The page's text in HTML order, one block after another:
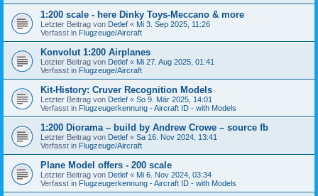
1:200 scale - here Dinky Toys-Meccano & more
Letzter Beitrag von Detlef « Mi 3. Sep 2025, 11:26
Verfasst in Flugzeuge/Aircraft
Konvolut 1:200 Airplanes
Letzter Beitrag von Detlef « Mi 27. Aug 2025, 01:41
Verfasst in Flugzeuge/Aircraft
Kit-History: Cruver Recognition Models
Letzter Beitrag von Detlef « So 9. Mär 2025, 14:01
Verfasst in Flugzeugerkennung - Aircraft ID - with Models
1:200 Diorama – build by Andrew Crowe – source fb
Letzter Beitrag von Detlef « Sa 16. Nov 2024, 13:41
Verfasst in Flugzeuge/Aircraft
Plane Model offers - 200 scale
Letzter Beitrag von Detlef « Mi 6. Nov 2024, 03:34
Verfasst in Flugzeugerkennung - Aircraft ID - with Models